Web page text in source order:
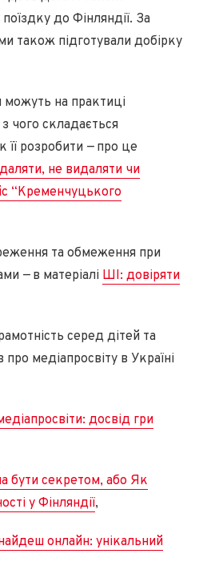
до Фінляндії. За
також підготували добірку
можуть на практиці
чого складається
її розробити — про це
не видаляти чи
“Кременчуцького
та обмеження при
— в матеріалі ШІ: довіряти
серед дітей та
про медіапросвіту в Україні
досвід гри
бути секретом, або Як
у Фінляндії,
онлайн: унікальний